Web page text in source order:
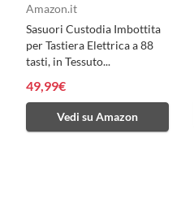
Amazon.it
Sasuori Custodia Imbottita
per Tastiera Elettrica a 88
tasti, in Tessuto...
49,99€
Vedi su Amazon